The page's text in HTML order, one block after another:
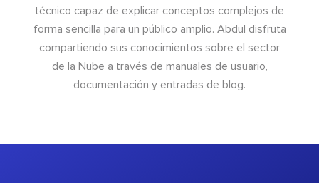
técnico capaz de explicar conceptos complejos de
forma sencilla para un público amplio. Abdul disfruta
compartiendo sus conocimientos sobre el sector
de la Nube a través de manuales de usuario,
documentación y entradas de blog.